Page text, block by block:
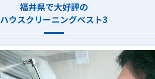
福井県で大好評の
ハウスクリーニングベスト3